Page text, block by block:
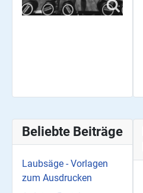
Beliebte Beiträge
Laubsäge - Vorlagen
zum Ausdrucken